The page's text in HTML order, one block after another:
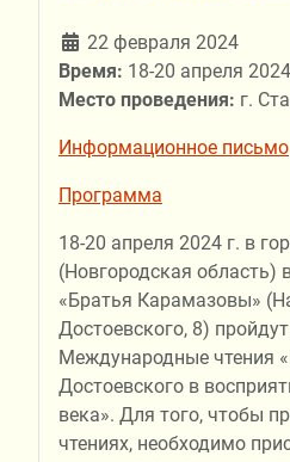
22 февраля 2024
Время: 18-20 апреля
Место проведения: г.
Информационное письмо
Программа
18-20 апреля 2024 г. в
(Новгородская область)
«Братья Карамазовы»
Достоевского, 8)
Международные чтения
Достоевского в
века». Для того, чтобы
чтениях, необходимо